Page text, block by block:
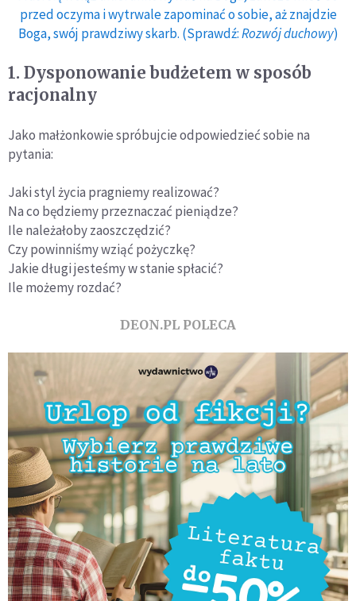
przed oczyma i wytrwale zapominać o sobie, aż znajdzie
Boga, swój prawdziwy skarb. (Sprawdź:Rozwój duchowy)
1. Dysponowanie budżetem w sposób
racjonalny
Jako małżonkowie spróbujcie odpowiedzieć sobie na
pytania:
Jaki styl życia pragniemy realizować?
Na co będziemy przeznaczać pieniądze?
Ile należałoby zaoszczędzić?
Czy powinniśmy wziąć pożyczkę?
Jakie długi jesteśmy w stanie spłacić?
Ile możemy rozdać?
DEON.PL POLECA